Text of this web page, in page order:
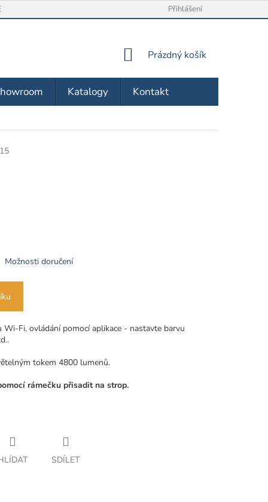
VRÁCENÍ ZBOŽÍ OBCHODNÍ PODMÍNKY
Přihlášení
NÁKUPNÍ
Prázdný košík
Katalogy Kontakt
Možnosti doručení
Fi, ovládání pomocí aplikace - nastavte barvu
tokem 4800 lumenů.
rámečku přisadit na strop.
SDÍLET